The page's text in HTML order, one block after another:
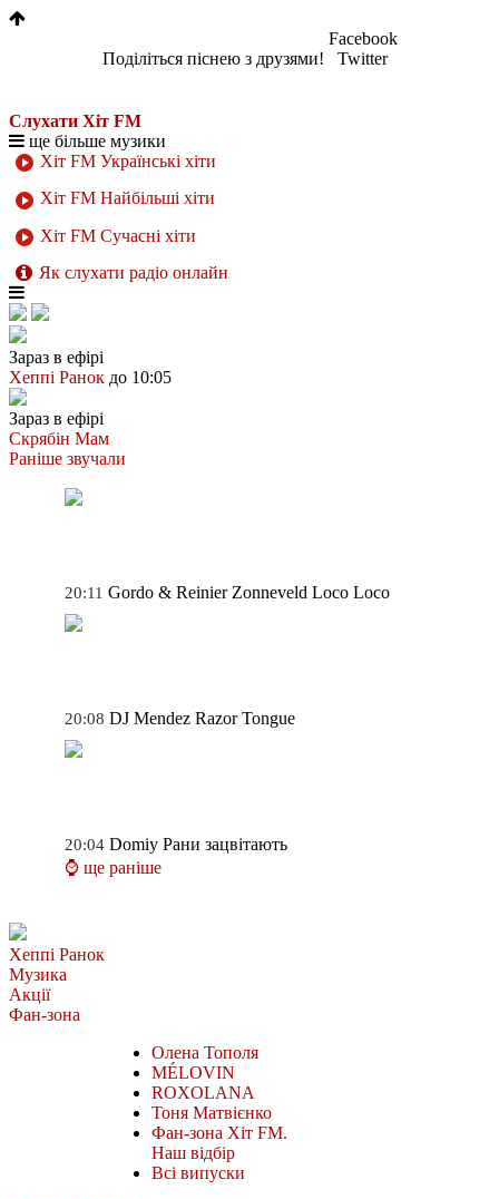
Поділіться піснею з друзями!
Facebook
Twitter
Слухати Хіт FM
ще більше музики
Хіт FM Українські хіти
Хіт FM Найбільші хіти
Хіт FM Сучасні хіти
Як слухати радіо онлайн
Зараз в ефірі
Хеппі Ранок до 10:05
Зараз в ефірі
Скрябін Мам
Раніше звучали
20:11 Gordo & Reinier Zonneveld Loco Loco
20:08 DJ Mendez Razor Tongue
20:04 Domiy Рани зацвітають
⌚ ще раніше
Хеппі Ранок
Музика
Акції
Фан-зона
Олена Тополя
MÉLOVIN
ROXOLANA
Тоня Матвієнко
Фан-зона Хіт FM.
Наш відбір
Всі випуски